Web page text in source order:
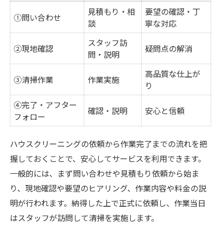
①問い合わせ
見積もり・相
談
要望の確認・丁
寧な対応
②現地確認
スタッフ訪
問・説明
疑問点の解消
③清掃作業 作業実施
高品質な仕上が
り
④完了・アフター
フォロー
確認・説明 安心と信頼
ハウスクリーニングの依頼から作業完了までの流れを把
握しておくことで、安心してサービスを利用できます。
一般的には、まず問い合わせや見積もり依頼から始ま
り、現地確認や要望のヒアリング、作業内容や料金の説
明が行われます。納得した上で正式に依頼し、作業当日
はスタッフが訪問して清掃を実施します。